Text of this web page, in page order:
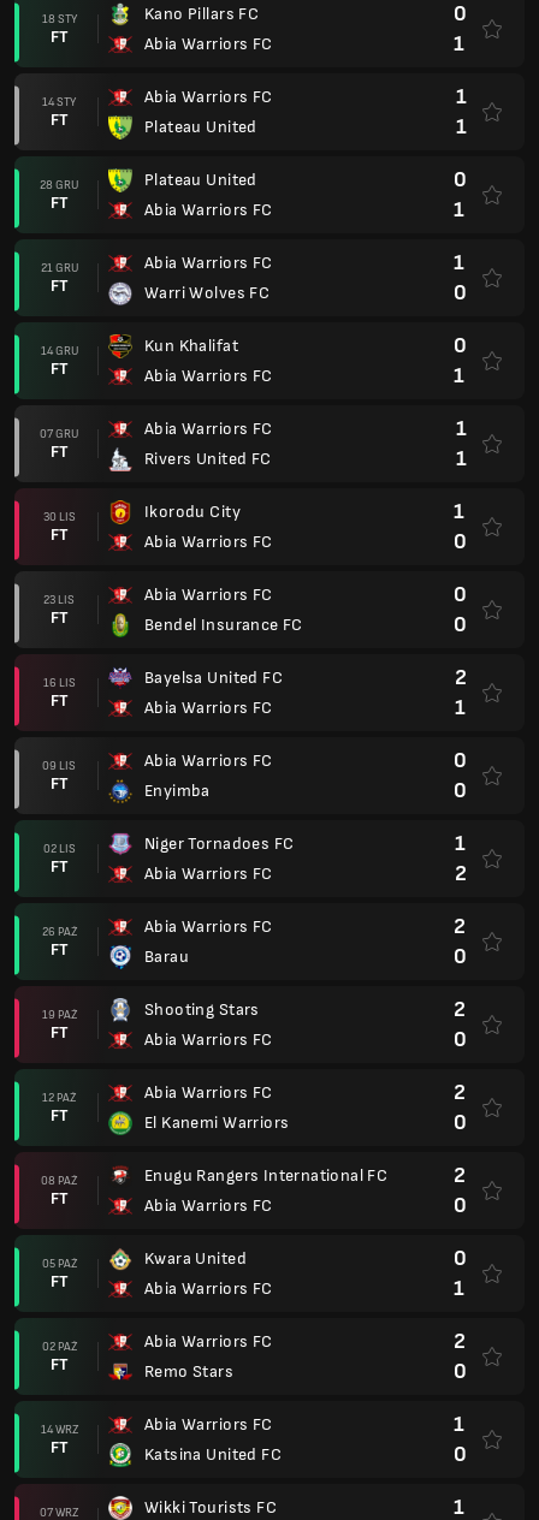
18 STY
FT
Kano Pillars FC
Abia Warriors FC
0
1
14 STY
FT
Abia Warriors FC
Plateau United
1
1
28 GRU
FT
Plateau United
Abia Warriors FC
0
1
21 GRU
FT
Abia Warriors FC
Warri Wolves FC
1
0
14 GRU
FT
Kun Khalifat
Abia Warriors FC
0
1
07 GRU
FT
Abia Warriors FC
Rivers United FC
1
1
30 LIS
FT
Ikorodu City
Abia Warriors FC
1
0
23 LIS
FT
Abia Warriors FC
Bendel Insurance FC
0
0
16 LIS
FT
Bayelsa United FC
Abia Warriors FC
2
1
09 LIS
FT
Abia Warriors FC
Enyimba
0
0
02 LIS
FT
Niger Tornadoes FC
Abia Warriors FC
1
2
26 PAŹ
FT
Abia Warriors FC
Barau
2
0
19 PAŹ
FT
Shooting Stars
Abia Warriors FC
2
0
12 PAŹ
FT
Abia Warriors FC
El Kanemi Warriors
2
0
08 PAŹ
FT
Enugu Rangers International FC
Abia Warriors FC
2
0
05 PAŹ
FT
Kwara United
Abia Warriors FC
0
1
02 PAŹ
FT
Abia Warriors FC
Remo Stars
2
0
14 WRZ
FT
Abia Warriors FC
Katsina United FC
1
0
07 WRZ Wikki Tourists FC 1